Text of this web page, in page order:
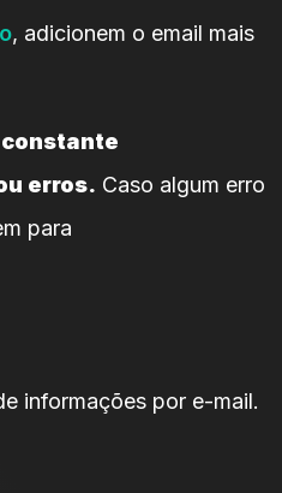
, adicionem o email mais
erros. Caso algum erro
para
informações por e-mail.